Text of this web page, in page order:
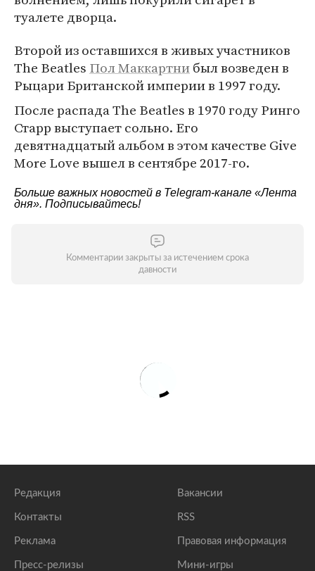
туалете дворца.
Второй из оставшихся в живых участников
The Beatles Пол Маккартнибыл возведен в
Рыцари Британской империи в 1997 году.
После распада The Beatles в 1970 году Ринго
Старр выступает сольно. Его
девятнадцатый альбом в этом качестве Give
More Love вышел в сентябре 2017-го.
Больше важных новостей в Telegram-канале «Лента
дня». Подписывайтесь!
Комментарии закрыты за истечением срока
давности
Редакция
Контакты
Реклама
Пресс-релизы
Вакансии
RSS
Правовая информация
Мини-игры